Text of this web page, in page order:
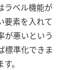
ラベル機能が
要素を入れて
が悪いという
標準化できま
。